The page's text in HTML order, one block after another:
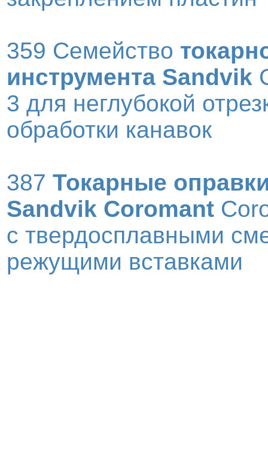
359 Семейство
инструмента Sandvik
3 для неглубокой
обработки канавок
387 Токарные
Sandvik Coromant
с твердосплавными
режущими вставками